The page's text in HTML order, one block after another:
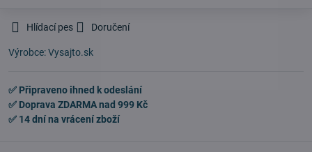
Hlídací pes Doručení
Výrobce:Vysajto.sk
✅ Připraveno ihned k odeslání
✅ Doprava ZDARMA nad 999 Kč
✅ 14 dní na vrácení zboží